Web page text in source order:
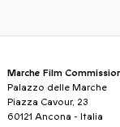
Marche Film
Palazzo delle Marche
Piazza Cavour, 23
60121 Ancona - Italia